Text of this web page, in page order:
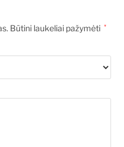
Būtini laukeliai pažymėti *